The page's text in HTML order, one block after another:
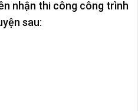
nhận thi công công trình
sau: